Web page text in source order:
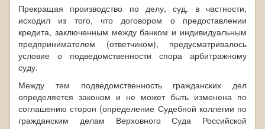
Прекращая производство по делу, суд, в частности,
исходил из того, что договором о предоставлении
кредита, заключенным между банком и индивидуальным
предпринимателем (ответчиком), предусматривалось
условие о подведомственности спора арбитражному
суду.
Между тем подведомственность гражданских дел
определяется законом и не может быть изменена по
соглашению сторон (определение Судебной коллегии по
гражданским делам Верховного Суда Российской